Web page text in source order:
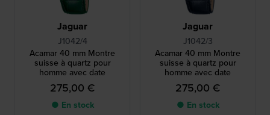
Jaguar
J1042/4
Acamar 40 mm Montre
suisse à quartz pour
homme avec date
275,00 €
● En stock
Jaguar
J1042/3
Acamar 40 mm Montre
suisse à quartz pour
homme avec date
275,00 €
● En stock